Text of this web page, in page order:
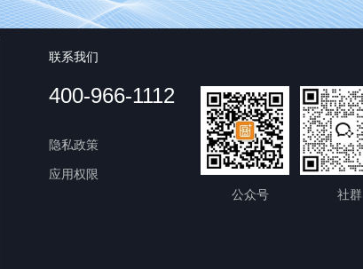
联系我们
400-966-1112
隐私政策
应用权限
公众号
社群